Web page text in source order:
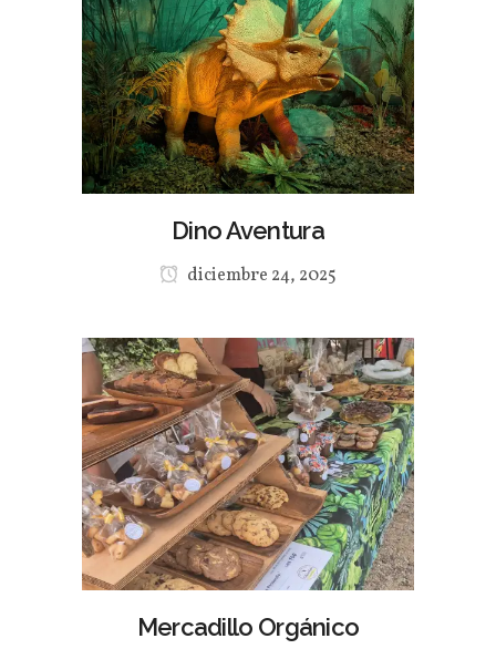
Dino Aventura
diciembre 24, 2025
Mercadillo Orgánico